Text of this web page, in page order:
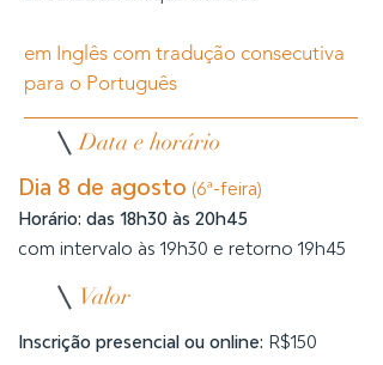
em Inglês com tradução consecutiva
para o Português
Data e horário
Dia 8 de agosto (6ª-feira)
Horário: das 18h30 às 20h45
com intervalo às 19h30 e retorno 19h45
Valor
Inscrição presencial ou online: R$150